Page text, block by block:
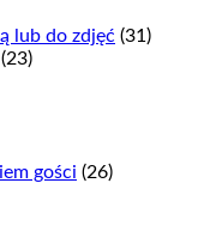
lub do zdjęć (31)
(23)
gości (26)